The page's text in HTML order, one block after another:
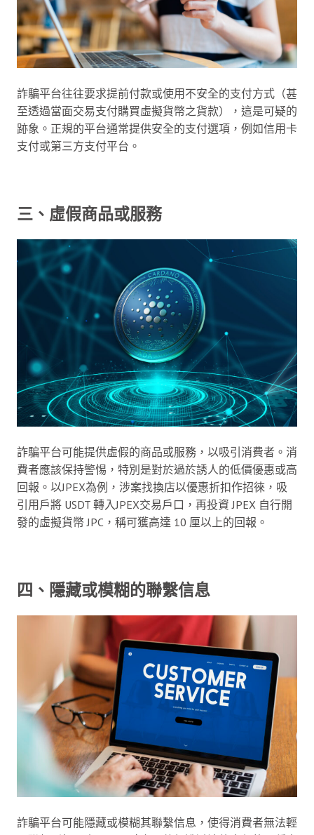
詐騙平台往往要求提前付款或使用不安全的支付方式（甚
至透過當面交易支付購買虛擬貨幣之貨款），這是可疑的
跡象。正規的平台通常提供安全的支付選項，例如信用卡
支付或第三方支付平台。
三、虛假商品或服務
詐騙平台可能提供虛假的商品或服務，以吸引消費者。消
費者應該保持警惕，特別是對於過於誘人的低價優惠或高
回報。以JPEX為例，涉案找換店以優惠折扣作招徠，吸
引用戶將 USDT 轉入JPEX交易戶口，再投資 JPEX 自行開
發的虛擬貨幣 JPC，稱可獲高達 10 厘以上的回報。
四、隱藏或模糊的聯繫信息
詐騙平台可能隱藏或模糊其聯繫信息，使得消費者無法輕